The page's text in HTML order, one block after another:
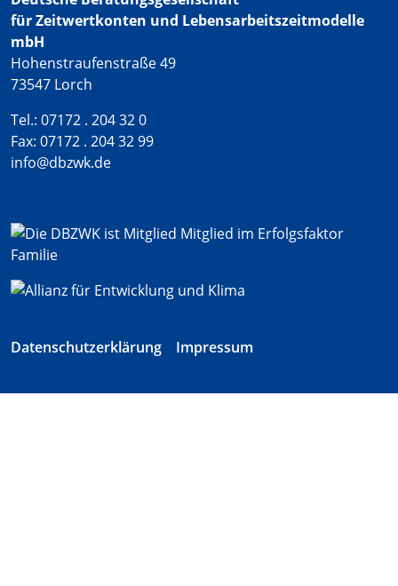
für Zeitwertkonten und Lebensarbeitszeitmodelle
mbH
Hohenstraufenstraße 49
73547 Lorch
Tel.: 07172 . 204 32 0
Fax: 07172 . 204 32 99
info@dbzwk.de
Datenschutzerklärung Impressum